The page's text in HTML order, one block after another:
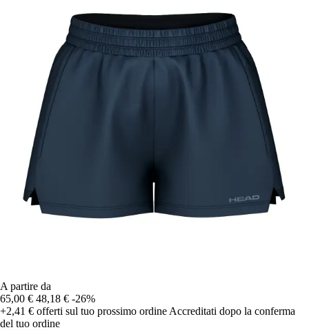
A partire da
65,00 € 48,18 € -26%
+2,41 € offerti sul tuo prossimo ordine Accreditati dopo la conferma
del tuo ordine